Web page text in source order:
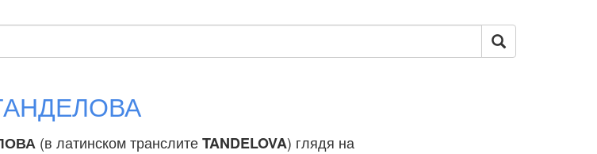
(в латинском транслитеTANDELOVA) глядя на